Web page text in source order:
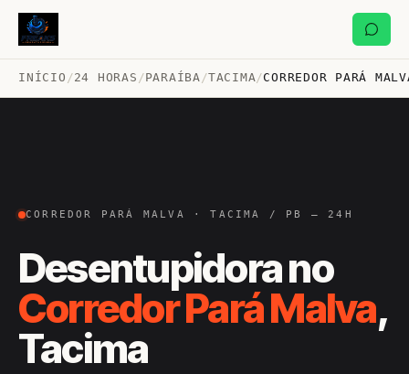
INÍCIO /24 HORAS /PARAÍBA /TACIMA/CORREDOR PARÁ
CORREDOR PARÁ MALVA · TACIMA / PB — 24H
Desentupidora no
Corredor Pará Malva,
Tacima